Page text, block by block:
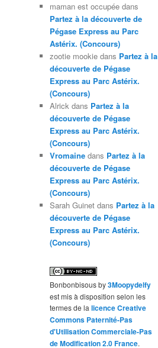
maman est occupée dans
Partez à la découverte de
Pégase Express au Parc
Astérix. (Concours)
zootie mookie dans Partez à la
découverte de Pégase
Express au Parc Astérix.
(Concours)
Alrick dans Partez à la
découverte de Pégase
Express au Parc Astérix.
(Concours)
Vromaine dans Partez à la
découverte de Pégase
Express au Parc Astérix.
(Concours)
Sarah Guinet dans Partez à la
découverte de Pégase
Express au Parc Astérix.
(Concours)
Bonbonbisousby3Moopydelfy
est mis à disposition selon les
termes de la licence Creative
Commons Paternité-Pas
d'Utilisation Commerciale-Pas
de Modification 2.0 France.